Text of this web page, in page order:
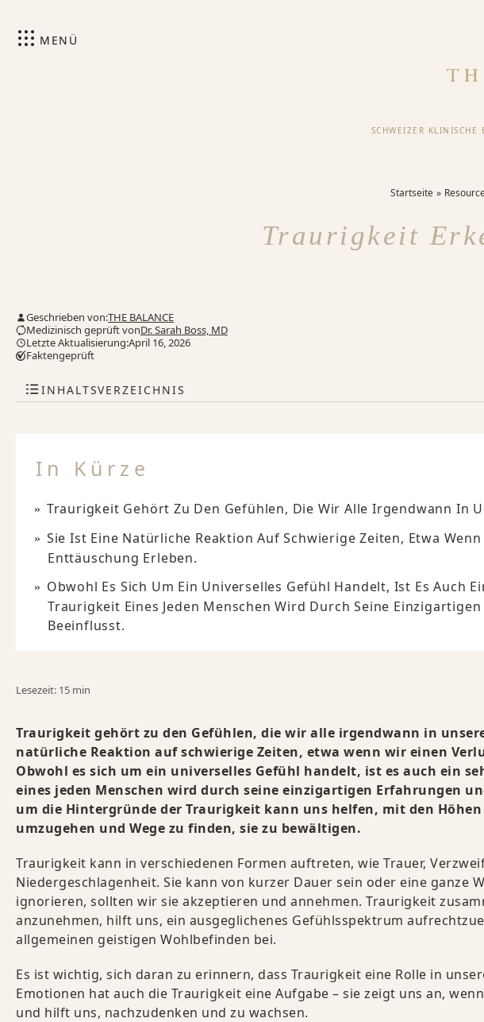
MENÜ
SCHWEIZER KLINISCHE
Startseite
Traurigkeit
Geschrieben von:THE BALANCE
Medizinisch geprüft vonDr. Sarah Boss, MD
Letzte Aktualisierung:April 16, 2026
Faktengeprüft
INHALTSVERZEICHNIS
In Kürze
Traurigkeit Gehört Zu Den Gefühlen, Die Wir Alle Irgendwann In
Sie Ist Eine Natürliche Reaktion Auf Schwierige Zeiten, Etwa
Enttäuschung Erleben.
Obwohl Es Sich Um Ein Universelles Gefühl Handelt, Ist Es Auch
Traurigkeit Eines Jeden Menschen Wird Durch Seine
Beeinflusst.
Lesezeit: 15 min
Traurigkeit gehört zu den Gefühlen, die wir alle irgendwann in
natürliche Reaktion auf schwierige Zeiten, etwa wenn wir einen
Obwohl es sich um ein universelles Gefühl handelt, ist es auch ein
eines jeden Menschen wird durch seine einzigartigen Erfahrungen
um die Hintergründe der Traurigkeit kann uns helfen, mit den Höhen
umzugehen und Wege zu finden, sie zu bewältigen.
Traurigkeit kann in verschiedenen Formen auftreten, wie Trauer,
Niedergeschlagenheit. Sie kann von kurzer Dauer sein oder eine ganze
ignorieren, sollten wir sie akzeptieren und annehmen. Traurigkeit
anzunehmen, hilft uns, ein ausgeglichenes Gefühlsspektrum
allgemeinen geistigen Wohlbefinden bei.
Es ist wichtig, sich daran zu erinnern, dass Traurigkeit eine Rolle in
Emotionen hat auch die Traurigkeit eine Aufgabe – sie zeigt uns an,
und hilft uns, nachzudenken und zu wachsen.